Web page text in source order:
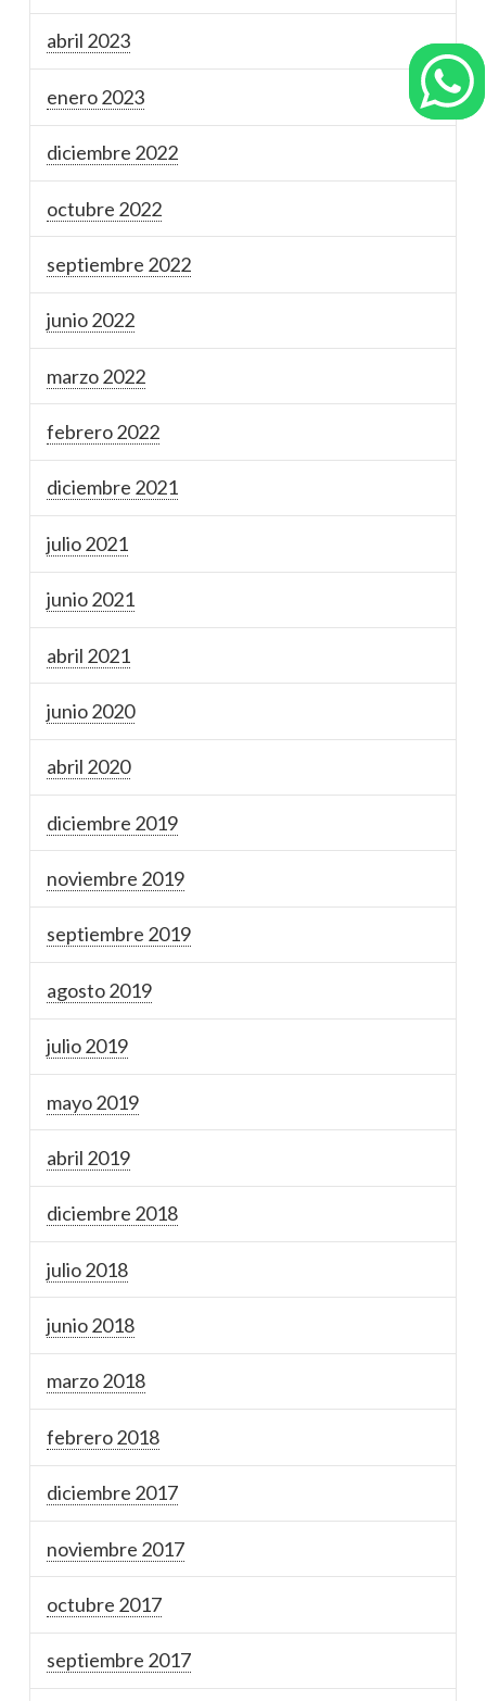
abril 2023
enero 2023
diciembre 2022
octubre 2022
septiembre 2022
junio 2022
marzo 2022
febrero 2022
diciembre 2021
julio 2021
junio 2021
abril 2021
junio 2020
abril 2020
diciembre 2019
noviembre 2019
septiembre 2019
agosto 2019
julio 2019
mayo 2019
abril 2019
diciembre 2018
julio 2018
junio 2018
marzo 2018
febrero 2018
diciembre 2017
noviembre 2017
octubre 2017
septiembre 2017